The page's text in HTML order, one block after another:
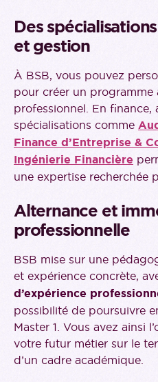
Des
et gestion
À BSB, vous pouvez
pour créer un
professionnel. En finance,
spécialisations comme
Finance d’Entreprise &
Ingénierie Financière
une expertise recherchée
Alternance et
professionnelle
BSB mise sur une
et expérience concrète,
d’expérience
possibilité de poursuivre
Master 1. Vous avez ainsi
votre futur métier sur le
d’un cadre académique.